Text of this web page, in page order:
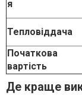
я
Тепловіддача
Початкова
вартість
Де краще